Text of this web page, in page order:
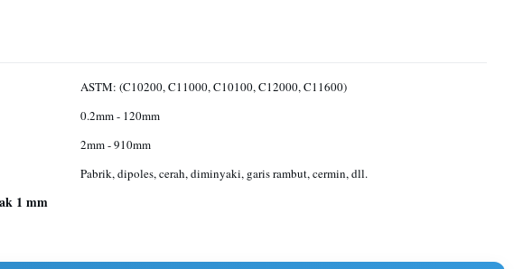
ASTM: (C10200, C11000, C10100, C12000, C11600)
0.2mm - 120mm
2mm - 910mm
Pabrik, dipoles, cerah, diminyaki, garis rambut, cermin, dll.
1 mm